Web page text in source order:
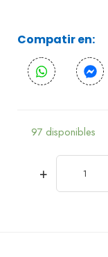
Compatir en:
97 disponibles
+